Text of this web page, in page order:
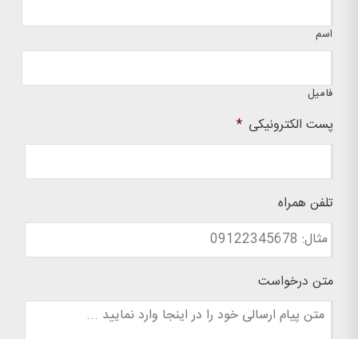
اسم
فامیل
پست الکترونیکی *
تلفن همراه
متن درخواست